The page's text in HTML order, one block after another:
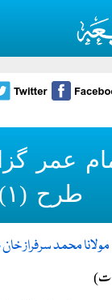
عمر
طرح (۱)
مولانا محمد سرفراز